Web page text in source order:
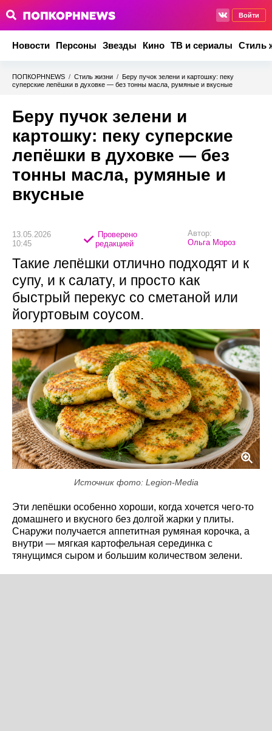
Войти
Новости Персоны Звезды Кино ТВ и сериалы Стиль
ПОПКОРНNEWS / Стиль жизни / Беру пучок зелени и картошку: пеку
суперские лепёшки в духовке — без тонны масла, румяные и вкусные
Беру пучок зелени и
картошку: пеку суперские
лепёшки в духовке — без
тонны масла, румяные и
вкусные
13.05.2026
10:45
Проверено
редакцией
Автор:
Ольга Мороз
Такие лепёшки отлично подходят и к
супу, и к салату, и просто как
быстрый перекус со сметаной или
йогуртовым соусом.
Источник фото: Legion-Media
Эти лепёшки особенно хороши, когда хочется чего-то
домашнего и вкусного без долгой жарки у плиты.
Снаружи получается аппетитная румяная корочка, а
внутри — мягкая картофельная серединка с
тянущимся сыром и большим количеством зелени.